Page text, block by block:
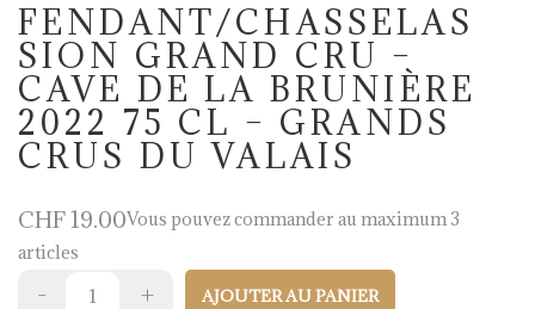
FENDANT/CHASSELAS
SION GRAND CRU –
CAVE DE LA BRUNIÈRE
2022 75 CL – GRANDS
CRUS DU VALAIS
CHF19.00Vous pouvez commander au maximum 3
articles
AJOUTER AU PANIER